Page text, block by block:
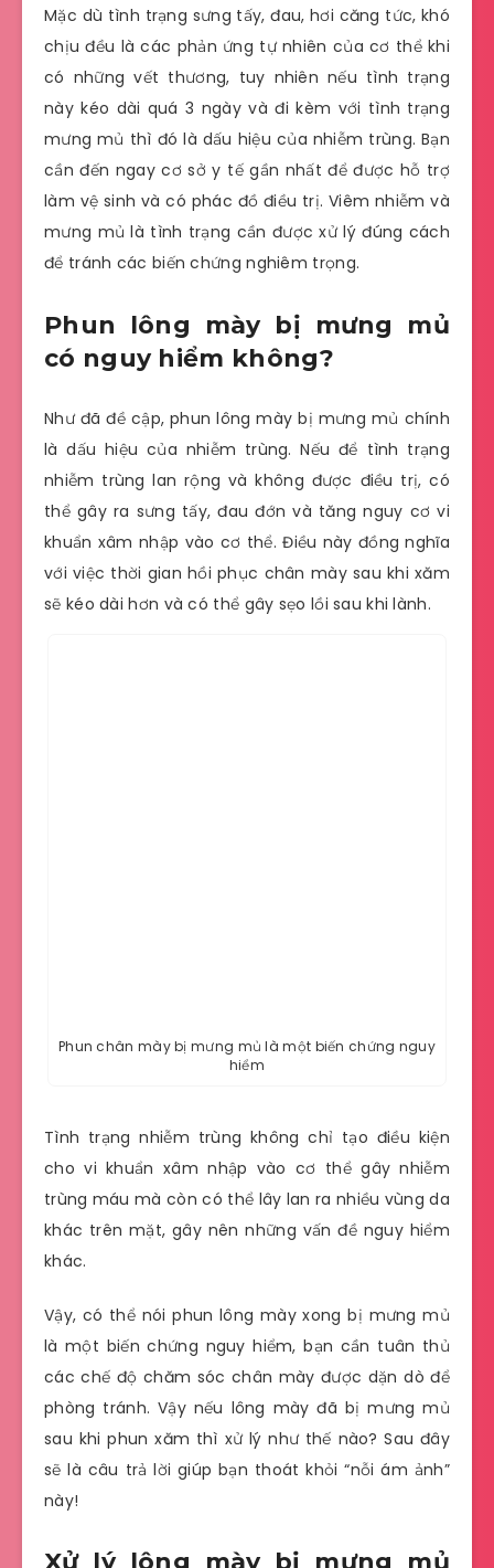
Mặc dù tình trạng sưng tấy, đau, hơi căng tức, khó
chịu đều là các phản ứng tự nhiên của cơ thể khi
có những vết thương, tuy nhiên nếu tình trạng
này kéo dài quá 3 ngày và đi kèm với tình trạng
mưng mủ thì đó là dấu hiệu của nhiễm trùng. Bạn
cần đến ngay cơ sở y tế gần nhất để được hỗ trợ
làm vệ sinh và có phác đồ điều trị. Viêm nhiễm và
mưng mủ là tình trạng cần được xử lý đúng cách
để tránh các biến chứng nghiêm trọng.
Phun lông mày bị mưng mủ
có nguy hiểm không?
Như đã đề cập, phun lông mày bị mưng mủ chính
là dấu hiệu của nhiễm trùng. Nếu để tình trạng
nhiễm trùng lan rộng và không được điều trị, có
thể gây ra sưng tấy, đau đớn và tăng nguy cơ vi
khuẩn xâm nhập vào cơ thể. Điều này đồng nghĩa
với việc thời gian hồi phục chân mày sau khi xăm
sẽ kéo dài hơn và có thể gây sẹo lồi sau khi lành.
Phun chân mày bị mưng mủ là một biến chứng nguy
hiểm
Tình trạng nhiễm trùng không chỉ tạo điều kiện
cho vi khuẩn xâm nhập vào cơ thể gây nhiễm
trùng máu mà còn có thể lây lan ra nhiều vùng da
khác trên mặt, gây nên những vấn đề nguy hiểm
khác.
Vậy, có thể nói phun lông mày xong bị mưng mủ
là một biến chứng nguy hiểm, bạn cần tuân thủ
các chế độ chăm sóc chân mày được dặn dò để
phòng tránh. Vậy nếu lông mày đã bị mưng mủ
sau khi phun xăm thì xử lý như thế nào? Sau đây
sẽ là câu trả lời giúp bạn thoát khỏi “nỗi ám ảnh”
này!
Xử lý lông mày bị mưng mủ